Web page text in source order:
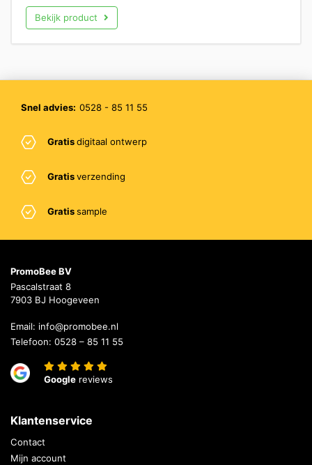
Bekijk product
Snel advies: 0528 - 85 11 55
Gratisdigitaal ontwerp
Gratisverzending
Gratissample
PromoBee BV
Pascalstraat 8
7903 BJ Hoogeveen
Email: info@promobee.nl
Telefoon: 0528 – 85 11 55
Google reviews
Klantenservice
Contact
Mijn account